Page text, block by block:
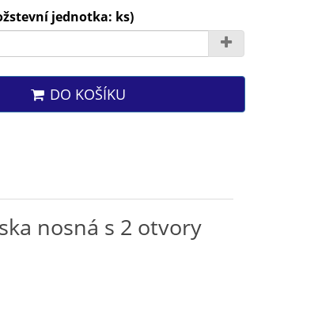
jednotka: ks)
DO KOŠÍKU
nosná s 2 otvory